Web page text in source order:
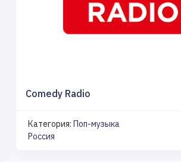
Comedy Radio
Категория: Поп-музыка
Россия